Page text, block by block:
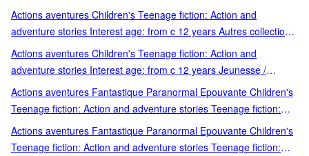
Autres éditeurs (P à T) Children's / Teenage fiction: Action and
adventure stories Livres 3 ans et + Picture storybooks jeunesse;
Actions aventures Children's Teenage fiction: Action and
adventure stories Interest age: from c 12 years Autres collections
(9 à 12 ans Children's / Teenage fiction and true stories
Children's / Teenage fiction: Action and adventure stories
stories
Actions aventures Children's Teenage fiction: Action and
adventure stories Interest age: from c 12 years Jeunesse /
Romans 12 ans et + Children's / Teenage fiction: Action and
adventure stories Children's / Teenage fiction: Family and home
home stories
Actions aventures Fantastique Paranormal Epouvante Children's
Teenage fiction: Action and adventure stories Teenage fiction:
Fantasy Teenage fiction: Horror and ghost stories chillers 12 ans
et + Action; Paranormal; Livre-jeu; créatures; extraterrestres;
Actions aventures Fantastique Paranormal Epouvante Children's
Teenage fiction: Action and adventure stories Teenage fiction: